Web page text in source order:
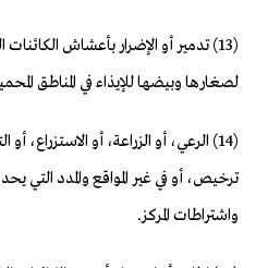
(13) تدمير أو الإضرار بأعشاش
لصغارها وبيضها للإيذاء في المناطق
(14) الرعي، أو الزراعة، أو الاستزراع،
ترخيص، أو في غير المواقع والمدد التي
واشتراطات المركز.